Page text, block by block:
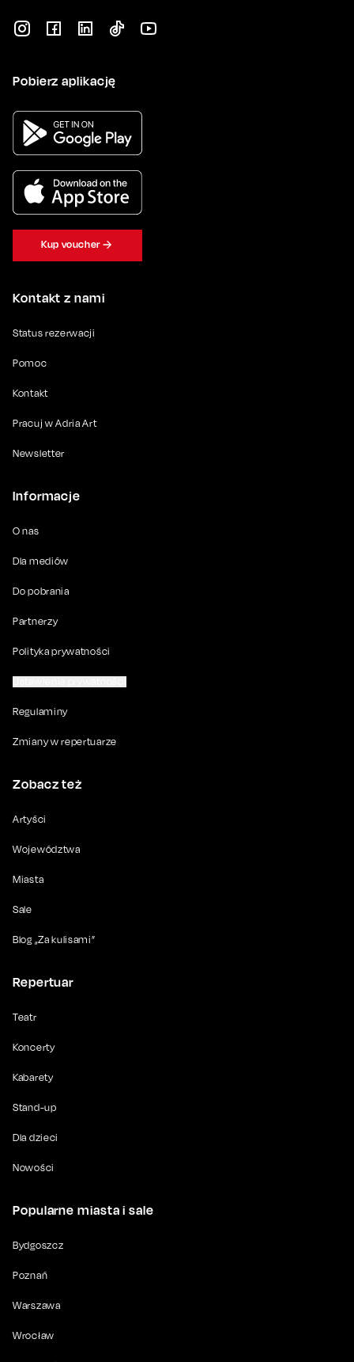
Kontakt z nami
Status rezerwacji
Pomoc
Kontakt
Pracuj w Adria Art
Newsletter
Informacje
O nas
Dla mediów
Do pobrania
Partnerzy
Polityka prywatności
Regulaminy
Zmiany w repertuarze
Zobacz też
Artyści
Województwa
Miasta
Sale
Blog „Za kulisami”
Repertuar
Teatr
Koncerty
Kabarety
Stand-up
Dla dzieci
Nowości
Popularne miasta i sale
Bydgoszcz
Poznań
Warszawa
Wrocław
Pobierz aplikację
Kup voucher